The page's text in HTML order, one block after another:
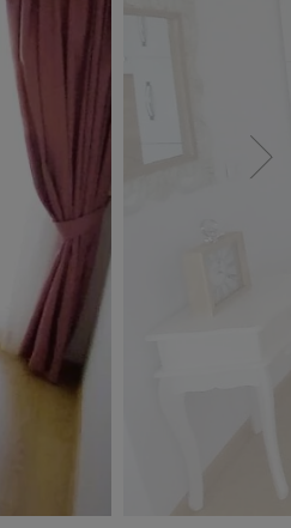
Consent Manager
HILFE
können,müssen Sie eine
Nachfolgend erhalten Sie
verschiedenen Optionen und